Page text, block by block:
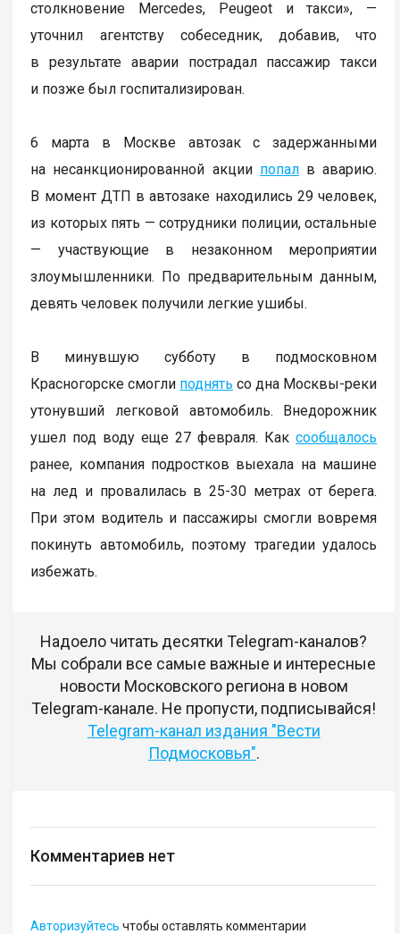
столкновение Mercedes, Peugeot и такси», —
уточнил агентству собеседник, добавив, что
в результате аварии пострадал пассажир такси
и позже был госпитализирован.
6 марта в Москве автозак с задержанными
на несанкционированной акции попалв аварию.
В момент ДТП в автозаке находились 29 человек,
из которых пять — сотрудники полиции, остальные
— участвующие в незаконном мероприятии
злоумышленники. По предварительным данным,
девять человек получили легкие ушибы.
В минувшую субботу в подмосковном
Красногорске смогли поднять со дна Москвы-реки
утонувший легковой автомобиль. Внедорожник
ушел под воду еще 27 февраля. Каксообщалось
ранее, компания подростков выехала на машине
на лед и провалилась в 25-30 метрах от берега.
При этом водитель и пассажиры смогли вовремя
покинуть автомобиль, поэтому трагедии удалось
избежать.
Надоело читать десятки Telegram-каналов?
Мы собрали все самые важные и интересные
новости Московского региона в новом
Telegram-канале. Не пропусти, подписывайся!
Telegram-канал издания "Вести
Подмосковья".
Комментариев нет
Авторизуйтесь чтобы оставлять комментарии